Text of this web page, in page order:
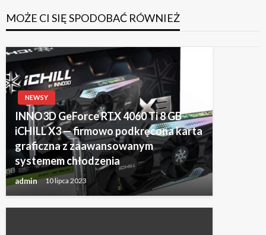
MOŻE CI SIĘ SPODOBAĆ RÓWNIEŻ
NEWSY
INNO3D GeForce RTX 4060 Ti 8 GB
iCHILL X3 — firmowo podkręcona karta
graficzna z zaawansowanym
systemem chłodzenia
admin 10 lipca 2023